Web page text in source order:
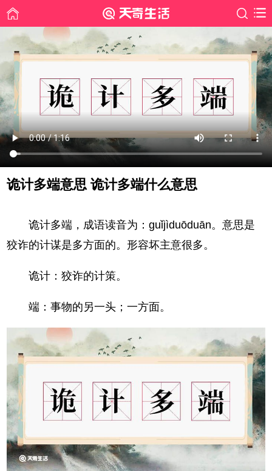
诡计多端意思 诡计多端什么意思
诡计多端，成语读音为：guǐjìduōduān。意思是
狡诈的计谋是多方面的。形容坏主意很多。
诡计：狡诈的计策。
端：事物的另一头；一方面。